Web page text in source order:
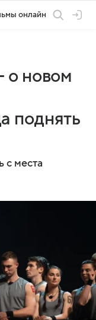
онлайн
о новом
поднять
с места